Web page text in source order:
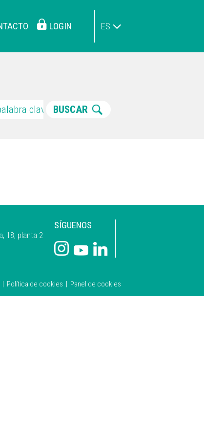
LOGIN ES
BUSCAR
18, planta 2
SÍGUENOS
| Política de cookies | Panel de cookies